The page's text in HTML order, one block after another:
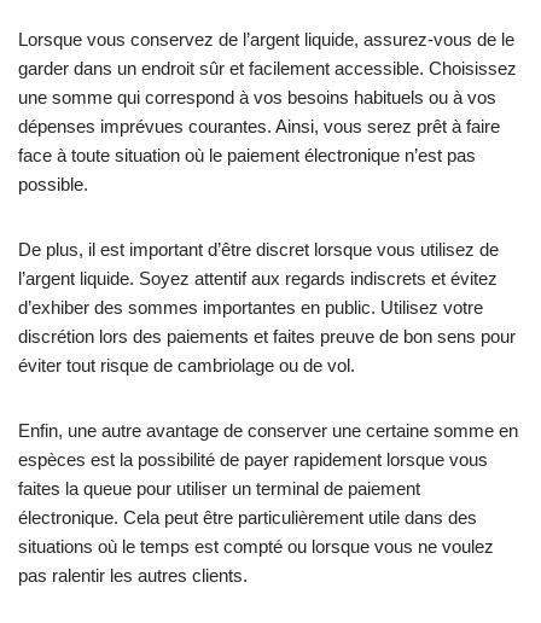
Lorsque vous conservez de l’argent liquide, assurez-vous de le
garder dans un endroit sûr et facilement accessible. Choisissez
une somme qui correspond à vos besoins habituels ou à vos
dépenses imprévues courantes. Ainsi, vous serez prêt à faire
face à toute situation où le paiement électronique n’est pas
possible.
De plus, il est important d’être discret lorsque vous utilisez de
l’argent liquide. Soyez attentif aux regards indiscrets et évitez
d’exhiber des sommes importantes en public. Utilisez votre
discrétion lors des paiements et faites preuve de bon sens pour
éviter tout risque de cambriolage ou de vol.
Enfin, une autre avantage de conserver une certaine somme en
espèces est la possibilité de payer rapidement lorsque vous
faites la queue pour utiliser un terminal de paiement
électronique. Cela peut être particulièrement utile dans des
situations où le temps est compté ou lorsque vous ne voulez
pas ralentir les autres clients.